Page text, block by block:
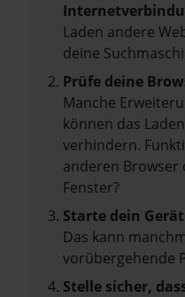
Laden andere
deine
Prüfe deine
Manche
können das
verhindern.
anderen
Fenster?
Starte dein
Das kann
vorübergehende
Stelle sicher,